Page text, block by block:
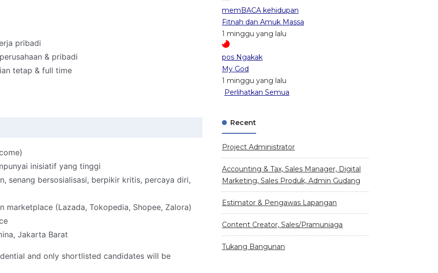
pribadi
& pribadi
tetap & full time
inisiatif yang tinggi
senang bersosialisasi, berpikir kritis, percaya diri,
marketplace (Lazada, Tokopedia, Shopee, Zalora)
Jakarta Barat
and only shortlisted candidates will be
memBACA kehidupan
Fitnah dan Amuk Massa
1 minggu yang lalu
pos Ngakak
My God
1 minggu yang lalu
Perlihatkan Semua
Recent
Project Administrator
Accounting & Tax, Sales Manager, Digital
Marketing, Sales Produk, Admin Gudang
Estimator & Pengawas Lapangan
Content Creator, Sales/Pramuniaga
Tukang Bangunan